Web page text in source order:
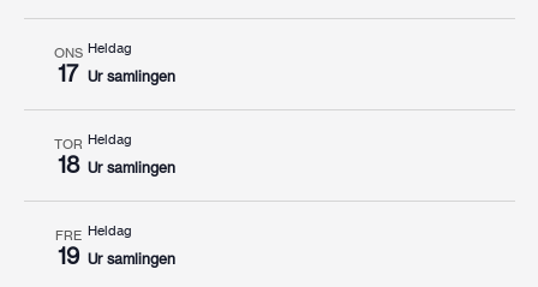
ONS
17
Heldag
Ur samlingen
TOR
18
Heldag
Ur samlingen
FRE
19
Heldag
Ur samlingen